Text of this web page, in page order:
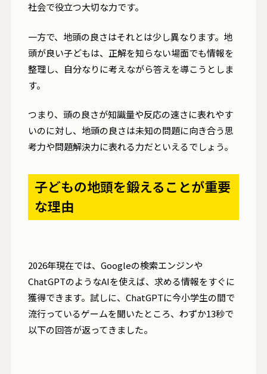
社会で役立つ大切な力です。
一方で、地頭の良さはそれとは少し異なります。地
頭が良い子どもは、正解を知らない場面でも情報を
整理し、自分なりに考えながら答えを導こうとしま
す。
つまり、頭の良さが知識量や反応の速さに表れやす
いのに対し、地頭の良さは未知の問題に向き合う思
考力や問題解決力に表れる力だといえるでしょう。
子どもの地頭を鍛えることが重要
な理由
2026年現在では、Googleの検索エンジンや
ChatGPTのようなAIを使えば、求める情報をすぐに
獲得できます。試しに、ChatGPTに今小学生の間で
流行っているゲームを聞いたところ、わずか13秒で
以下の回答が返ってきました。